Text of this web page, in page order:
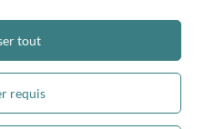
faire confiance
nous
requis
tout